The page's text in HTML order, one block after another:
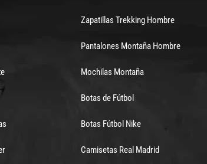
Zapatillas Trekking Hombre
Pantalones Montaña Hombre
Mochilas Montaña
Botas de Fútbol
Botas Fútbol Nike
Camisetas Real Madrid